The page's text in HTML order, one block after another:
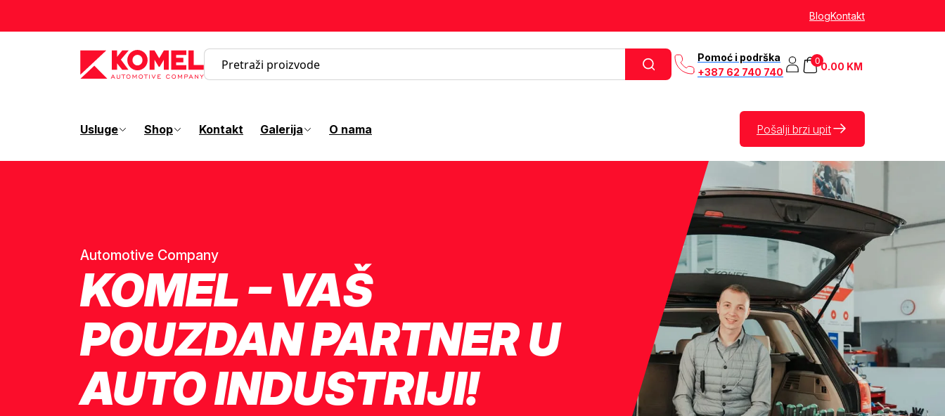
BlogKontakt
Pomoć i podrška
+387 62 740 740
0.00 KM
0
Usluge Shop Kontakt Galerija O nama Pošalji brzi upit
Automotive Company
KOMEL – VAŠ
POUZDAN PARTNER U
AUTO INDUSTRIJI!